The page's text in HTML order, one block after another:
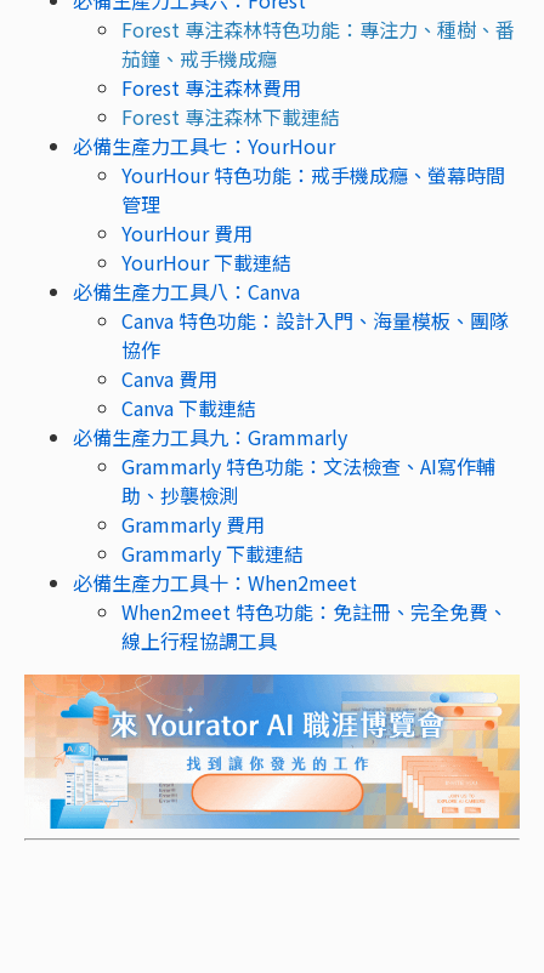
Forest 專注森林特色功能：專注力、種樹、番
茄鐘、戒手機成癮
Forest 專注森林費用
Forest 專注森林下載連結
必備生產力工具七：YourHour
YourHour 特色功能：戒手機成癮、螢幕時間
管理
YourHour 費用
YourHour 下載連結
必備生產力工具八：Canva
Canva 特色功能：設計入門、海量模板、團隊
協作
Canva 費用
Canva 下載連結
必備生產力工具九：Grammarly
Grammarly 特色功能：文法檢查、AI寫作輔
助、抄襲檢測
Grammarly 費用
Grammarly 下載連結
必備生產力工具十：When2meet
When2meet 特色功能：免註冊、完全免費、
線上行程協調工具